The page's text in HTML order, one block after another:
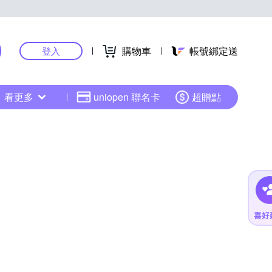
登入 購物車 帳號綁定送
看更多 uniopen 聯名卡 超贈點